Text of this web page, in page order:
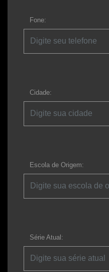
Fone:
Cidade:
Escola de Origem:
Série Atual: